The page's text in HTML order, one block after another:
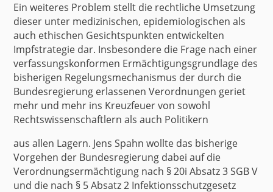
Ein weiteres Problem stellt die rechtliche Umsetzung
dieser unter medizinischen, epidemiologischen als
auch ethischen Gesichtspunkten entwickelten
Impfstrategie dar. Insbesondere die Frage nach einer
verfassungskonformen Ermächtigungsgrundlage des
bisherigen Regelungsmechanismus der durch die
Bundesregierung erlassenen Verordnungen geriet
mehr und mehr ins Kreuzfeuer von sowohl
Rechtswissenschaftlern als auch Politikern
aus allen Lagern. Jens Spahn wollte das bisherige
Vorgehen der Bundesregierung dabei auf die
Verordnungsermächtigung nach § 20i Absatz 3 SGB V
und die nach § 5 Absatz 2 Infektionsschutzgesetz